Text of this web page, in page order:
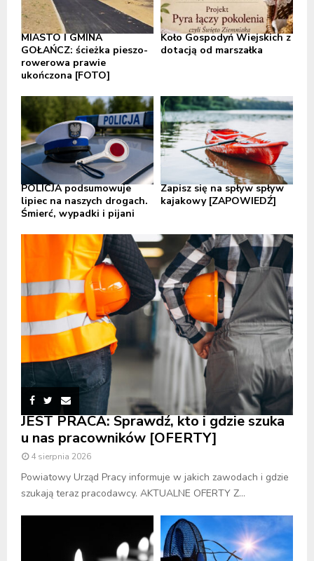
MIASTO I GMINA
GOŁAŃCZ: ścieżka pieszo-
rowerowa prawie
ukończona [FOTO]
Koło Gospodyń Wiejskich z
dotacją od marszałka
POLICJA podsumowuje
lipiec na naszych drogach.
Śmierć, wypadki i pijani
Zapisz się na spływ spływ
kajakowy [ZAPOWIEDŹ]
JEST PRACA: Sprawdź, kto i gdzie szuka
u nas pracowników [OFERTY]
4 sierpnia 2026
Powiatowy Urząd Pracy informuje w jakich zawodach i gdzie
szukają teraz pracodawcy. AKTUALNE OFERTY Z...